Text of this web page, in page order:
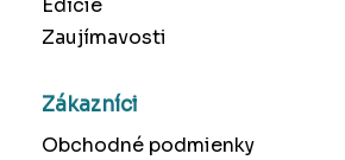
Zaujímavosti
Zákazníci
Obchodné podmienky